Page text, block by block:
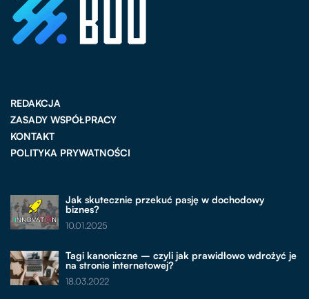
REDAKCJA
ZASADY WSPÓŁPRACY
KONTAKT
POLITYKA PRYWATNOŚCI
Jak skutecznie przekuć pasję w dochodowy
biznes?
10.01.2025
Tagi kanoniczne – czyli jak prawidłowo wdrożyć je
na stronie internetowej?
18.03.2022